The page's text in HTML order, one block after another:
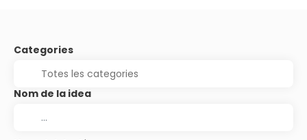
Categories
Nom de la idea